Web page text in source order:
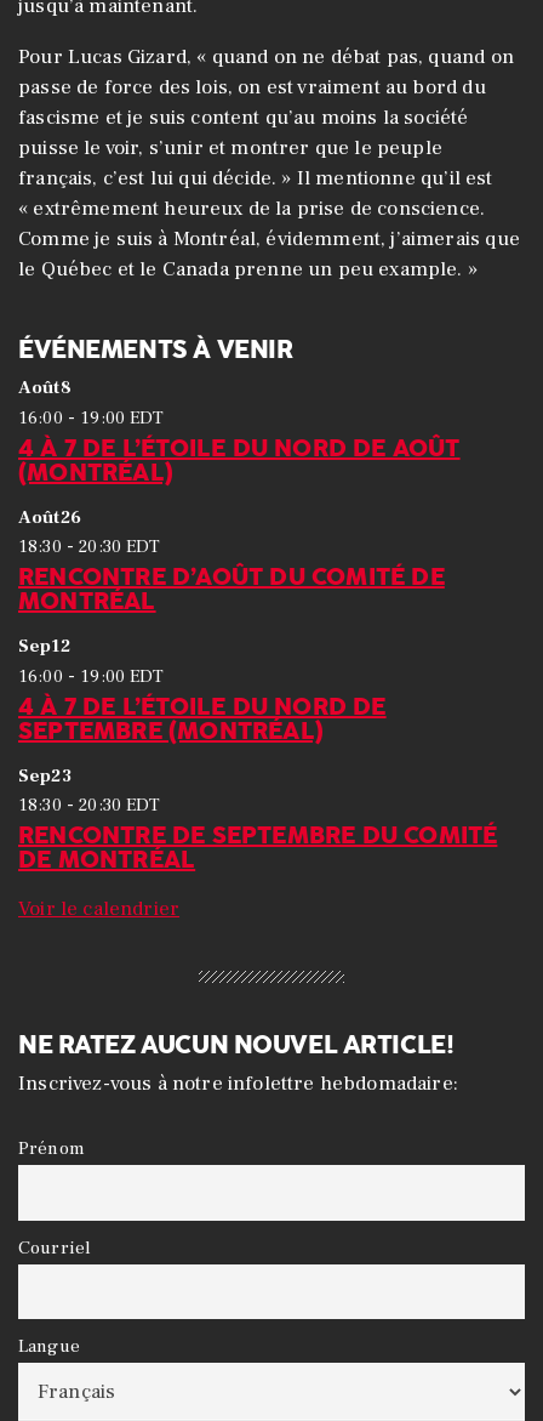
jusqu’à maintenant.
Pour Lucas Gizard, « quand on ne débat pas, quand on
passe de force des lois, on est vraiment au bord du
fascisme et je suis content qu’au moins la société
puisse le voir, s’unir et montrer que le peuple
français, c’est lui qui décide. » Il mentionne qu’il est
« extrêmement heureux de la prise de conscience.
Comme je suis à Montréal, évidemment, j’aimerais que
le Québec et le Canada prenne un peu example. »
ÉVÉNEMENTS À VENIR
Août8
16:00 - 19:00 EDT
4 À 7 DE L’ÉTOILE DU NORD DE AOÛT
(MONTRÉAL)
Août26
18:30 -20:30 EDT
RENCONTRE D’AOÛT DU COMITÉ DE
MONTRÉAL
Sep12
16:00 - 19:00 EDT
4 À 7 DE L’ÉTOILE DU NORD DE
SEPTEMBRE (MONTRÉAL)
Sep23
18:30 -20:30 EDT
RENCONTRE DE SEPTEMBRE DU COMITÉ
DE MONTRÉAL
Voir le calendrier
NE RATEZ AUCUN NOUVEL ARTICLE!
Inscrivez-vous à notre infolettre hebdomadaire:
Prénom
Courriel
Langue